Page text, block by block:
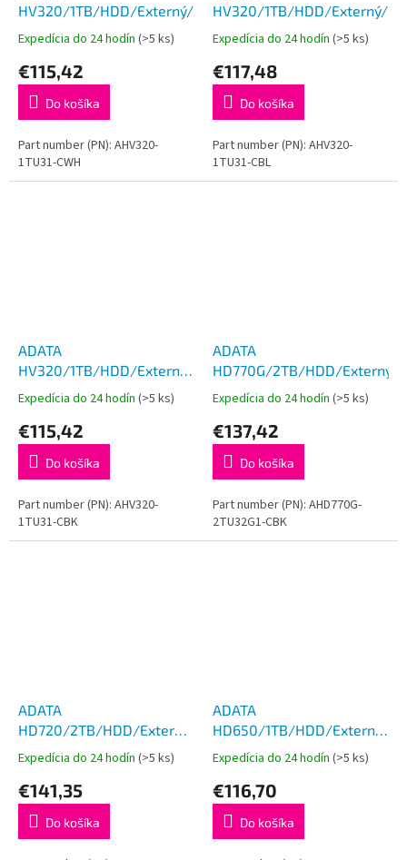
HV320/1TB/HDD/Externý/2.5''/Biela/3R
Expedícia do 24 hodín (>5 ks)
€115,42
Do košíka
Part number (PN): AHV320-
1TU31-CWH
HV320/1TB/HDD/Externý/
Expedícia do 24 hodín (>5 ks)
€117,48
Do košíka
Part number (PN): AHV320-
1TU31-CBL
ADATA
HV320/1TB/HDD/Externý/2.5''/
Čierna/3R
Expedícia do 24 hodín (>5 ks)
€115,42
Do košíka
Part number (PN): AHV320-
1TU31-CBK
ADATA
HD770G/2TB/HDD/Externý/
Expedícia do 24 hodín (>5 ks)
€137,42
Do košíka
Part number (PN): AHD770G-
2TU32G1-CBK
ADATA
HD720/2TB/HDD/Externý/2.5''/
Čierna/3R
Expedícia do 24 hodín (>5 ks)
€141,35
Do košíka
ADATA
HD650/1TB/HDD/Externý/
Červená/3R
Expedícia do 24 hodín (>5 ks)
€116,70
Do košíka